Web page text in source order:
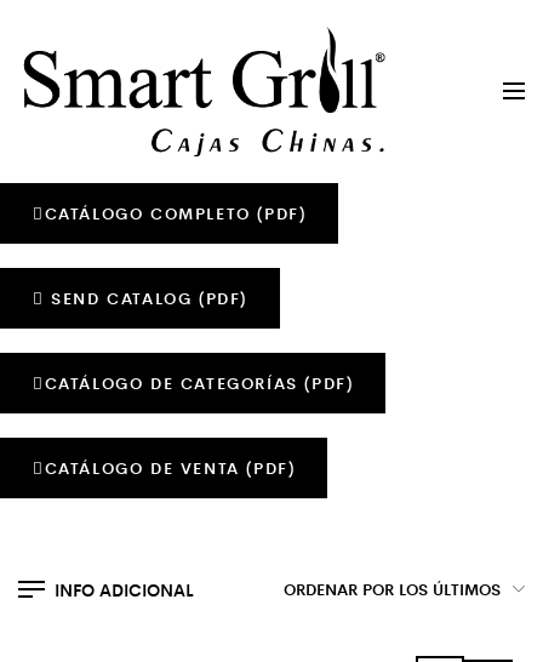
CATÁLOGO COMPLETO (PDF)
SEND CATALOG (PDF)
CATÁLOGO DE CATEGORÍAS (PDF)
CATÁLOGO DE VENTA (PDF)
INFO ADICIONAL